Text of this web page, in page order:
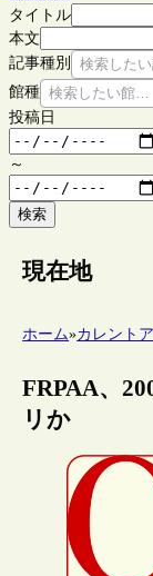
タイトル
本文
記事種別
検索した
館種 検索したい館種
投稿日
～
検索
現在地
ホーム»カレント
FRPAA、
リか